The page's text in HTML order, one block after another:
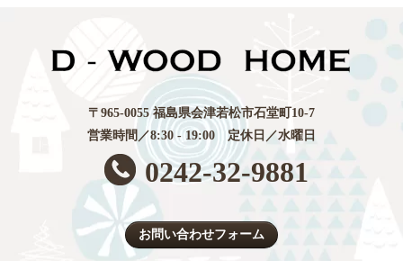
〒965-0055 福島県会津若松市石堂町10-7
営業時間／8:30 - 19:00 定休日／水曜日
0242-32-9881
お問い合わせフォーム